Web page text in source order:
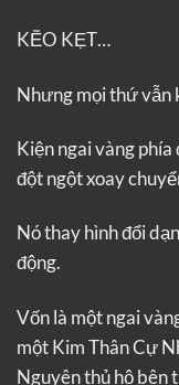
KẼO KẸT…
Nhưng mọi thứ vẫn
Kiện ngai vàng
đột ngột xoay
Nó thay hình đổi
động.
Vốn là một ngai
một Kim Thân Cự
Nguyên thủ hộ bên